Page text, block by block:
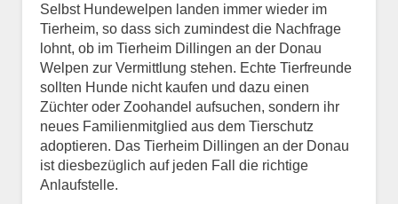
Informationen über das
Tier.
Art des Tiers*
Name des Tiers
Selbst Hundewelpen landen immer wieder im
Tierheim, so dass sich zumindest die Nachfrage
lohnt, ob im Tierheim Dillingen an der Donau
Welpen zur Vermittlung stehen. Echte Tierfreunde
sollten Hunde nicht kaufen und dazu einen
Züchter oder Zoohandel aufsuchen, sondern ihr
neues Familienmitglied aus dem Tierschutz
adoptieren. Das Tierheim Dillingen an der Donau
ist diesbezüglich auf jeden Fall die richtige
Anlaufstelle.